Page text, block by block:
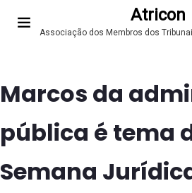
Atricon
Associação dos Membros dos
Marcos da
pública é tema
Semana